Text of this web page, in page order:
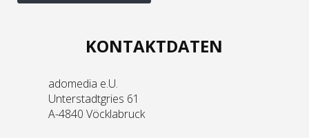
KONTAKTDATEN
adomedia e.U.
Unterstadtgries 61
A-4840 Vöcklabruck